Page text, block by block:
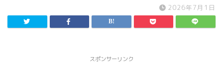
2026年7月1日
スポンサーリンク